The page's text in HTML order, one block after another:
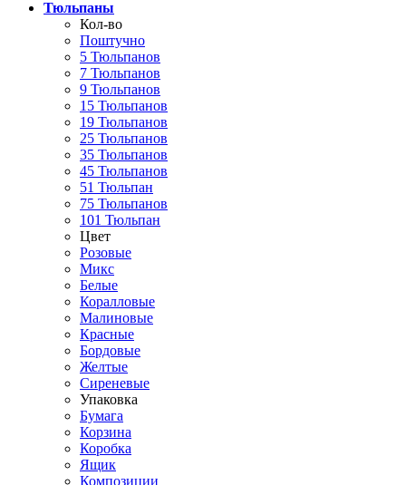
Тюльпаны
Кол-во
Поштучно
5 Тюльпанов
7 Тюльпанов
9 Тюльпанов
15 Тюльпанов
19 Тюльпанов
25 Тюльпанов
35 Тюльпанов
45 Тюльпанов
51 Тюльпан
75 Тюльпанов
101 Тюльпан
Цвет
Розовые
Микс
Белые
Коралловые
Малиновые
Красные
Бордовые
Желтые
Сиреневые
Упаковка
Бумага
Корзина
Коробка
Ящик
Композиции